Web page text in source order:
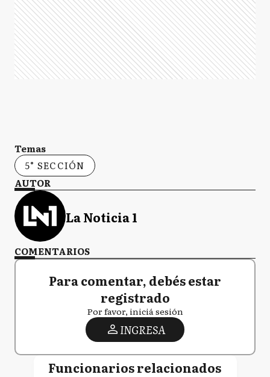
Temas
5° SECCIÓN
AUTOR
La Noticia 1
COMENTARIOS
Para comentar, debés estar
registrado
Por favor, iniciá sesión
INGRESA
Funcionarios relacionados